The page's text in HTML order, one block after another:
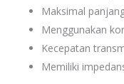
Maksimal
Menggunakan
Kecepatan
Memiliki